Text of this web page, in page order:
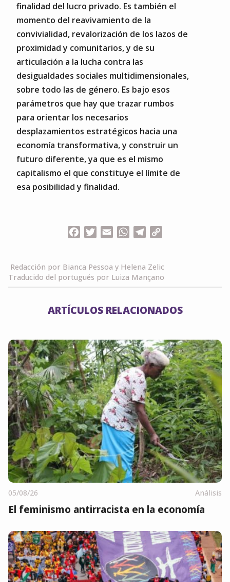
finalidad del lucro privado. Es también el
momento del reavivamiento de la
convivialidad, revalorización de los lazos de
proximidad y comunitarios, y de su
articulación a la lucha contra las
desigualdades sociales multidimensionales,
sobre todo las de género. Es bajo esos
parámetros que hay que trazar rumbos
para orientar los necesarios
desplazamientos estratégicos hacia una
economía transformativa, y construir un
futuro diferente, ya que es el mismo
capitalismo el que constituye el límite de
esa posibilidad y finalidad.
FacebookTwitterEmailWhatsApp
Telegram
Redacción por Bianca Pessoa y Helena Zelic
Traducido del portugués por Luiza Mançano
ARTÍCULOS RELACIONADOS
05/08/26 Análisis
El feminismo antirracista en la economía